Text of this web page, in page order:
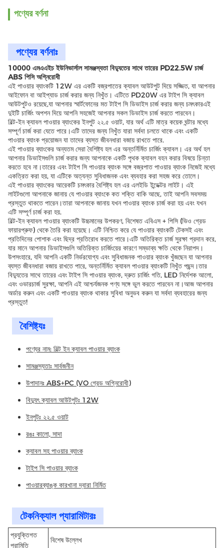
পণ্যের বর্ণনা
পণ্যের বর্ণনাঃ
10000 এমএএইচ ইউনিভার্সাল সামঞ্জস্যতা বিদ্যুতের সাথে তারের PD22.5W চার্জ
ABS পিসি অগ্নিরোধী
এই পাওয়ার ব্যাংকটি 12W এর একটি বজ্রপাতের ক্যাবল আউটপুট দিয়ে সজ্জিত, যা আপনার
আইফোন বা আইপ্যাড চার্জ করার জন্য নিখুঁত। এটিতে PD20W এর টাইপ সি ক্যাবল
আউটপুটও রয়েছে,যা আপনার স্মার্টফোনের মত টাইপ সি ডিভাইস চার্জ করার জন্য চমৎকারএই
দুইটি চার্জিং অপশন দিয়ে আপনি সহজেই আপনার সকল ডিভাইস চার্জ করতে পারবেন।
বিল্ট-ইন ক্যাবল পাওয়ার ব্যাংকের ইনপুট ২২.৫ ওয়াট, যার অর্থ এটি মাত্র কয়েক ঘন্টার মধ্যে
সম্পূর্ণ চার্জ করা যেতে পারে।এটি তাদের জন্য নিখুঁত যারা সর্বদা চলতে থাকে এবং একটি
পাওয়ার ব্যাংক প্রয়োজন যা তাদের ব্যস্ত জীবনধারা বজায় রাখতে পারে.
এই পাওয়ার ব্যাংকের অন্যতম সেরা বৈশিষ্ট্য হল এর অন্তর্নির্মিত চার্জিং ক্যাবল। এর অর্থ হল
আপনার ডিভাইসগুলি চার্জ করার জন্য আপনাকে একটি পৃথক ক্যাবল বহন করার বিষয়ে চিন্তা
করতে হবে না।তারের এবং টাইপ সি পাওয়ার ব্যাংক সঙ্গে বজ্রপাত পাওয়ার ব্যাংক নিজেই মধ্যে
একত্রিত করা হয়, যা এটিকে অত্যন্ত সুবিধাজনক এবং ব্যবহার করা সহজ করে তোলে।
এই পাওয়ার ব্যাংকের আরেকটি চমৎকার বৈশিষ্ট্য হল এর এলইডি ইন্ডেক্টর লাইট। এই
লাইটগুলো আপনাকে জানায় যে পাওয়ার ব্যাংকে কত শক্তি বাকি আছে, তাই আপনি সবসময়
প্রস্তুত থাকতে পারেন।তারা আপনাকে জানায় যখন পাওয়ার ব্যাংক চার্জ করা হয় এবং যখন
এটি সম্পূর্ণ চার্জ করা হয়.
বিল্ট-ইন ক্যাবল পাওয়ার ব্যাংকটি উচ্চমানের উপকরণ, বিশেষত এবিএস + পিসি (ভিও গ্রেড
ফায়ারপ্রুফ) থেকে তৈরি করা হয়েছে। এটি নিশ্চিত করে যে পাওয়ার ব্যাংকটি টেকসই এবং
প্রতিদিনের পোশাক এবং ছিদ্র প্রতিরোধ করতে পারে।এটি অতিরিক্ত চার্জ সুরক্ষা প্রদান করে,
যার মানে আপনার ডিভাইসগুলি অতিরিক্ত চার্জিংয়ের কারণে সম্ভাব্য ক্ষতি থেকে নিরাপদ।
উপসংহারে, যদি আপনি একটি নির্ভরযোগ্য এবং সুবিধাজনক পাওয়ার ব্যাংক খুঁজছেন যা আপনার
ব্যস্ত জীবনধারা বজায় রাখতে পারে, অন্তর্নির্মিত ক্যাবল পাওয়ার ব্যাংকটি নিখুঁত পছন্দ।তার
বিদ্যুতের সাথে তারের এবং টাইপ সি পাওয়ার ব্যাংক, দ্রুত চার্জিং গতি, LED নির্দেশক আলো,
এবং ওভারচার্জ সুরক্ষা, আপনি এই আশ্চর্যজনক পণ্য সঙ্গে ভুল করতে পারবেন না।আজ আপনার
অর্ডার করুন এবং একটি পাওয়ার ব্যাংক থাকার সুবিধা অনুভব করুন যা সর্বদা ব্যবহারের জন্য
প্রস্তুত!
বৈশিষ্ট্যঃ
পণ্যের নাম: বিল্ট ইন ক্যাবল পাওয়ার ব্যাংক
সামঞ্জস্যতাঃ সার্বজনীন
উপাদানঃ ABS+PC (VO গ্রেড অগ্নিরোধী)
বিদ্যুৎ ক্যাবল আউটপুটঃ 12W
ইনপুটঃ ২২.৫ ওয়াট
রঙঃ কালো, সাদা
ক্যাবল সহ পাওয়ার ব্যাংক
টাইপ সি পাওয়ার ব্যাংক
পাওয়ারব্যাঙ্ক কারখানা দ্বারা নির্মিত
টেকনিক্যাল প্যারামিটারঃ
প্রযুক্তিগত
পরামিতি
বিশেষ উল্লেখ